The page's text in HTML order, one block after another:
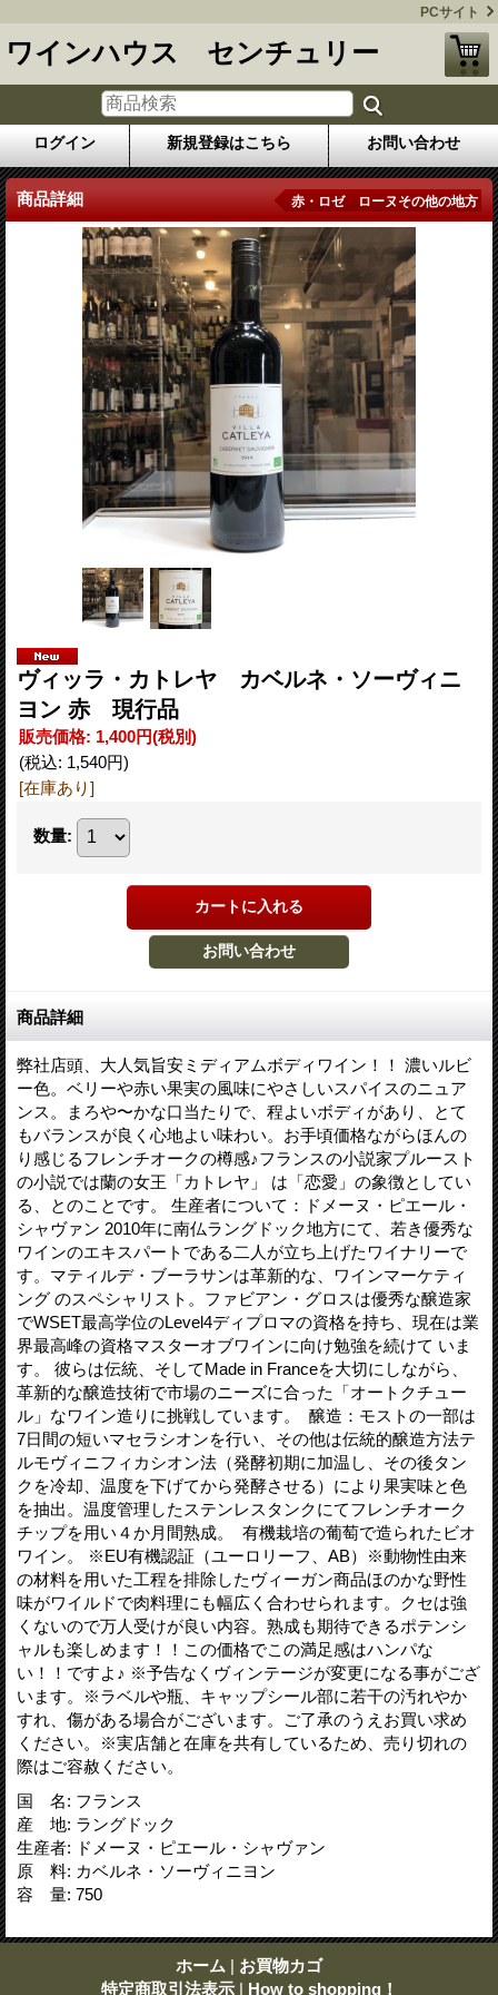
PCサイト
ワインハウス センチュリー
ログイン 新規登録はこちら お問い合わせ
商品詳細 赤・ロゼ ローヌその他の地方
ヴィッラ・カトレヤ カベルネ・ソーヴィニ
ヨン 赤 現行品
販売価格: 1,400円(税別)
(税込: 1,540円)
[在庫あり]
数量:
商品詳細
弊社店頭、大人気旨安ミディアムボディワイン！！ 濃いルビ
ー色。ベリーや赤い果実の風味にやさしいスパイスのニュア
ンス。まろや〜かな口当たりで、程よいボディがあり、とて
もバランスが良く心地よい味わい。お手頃価格ながらほんの
り感じるフレンチオークの樽感♪フランスの小説家プルースト
の小説では蘭の女王「カトレヤ」 は「恋愛」の象徴としてい
る、とのことです。 生産者について：ドメーヌ・ピエール・
シャヴァン 2010年に南仏ラングドック地方にて、若き優秀な
ワインのエキスパートである二人が立ち上げたワイナリーで
す。マティルデ・ブーラサンは革新的な、ワインマーケティ
ング のスペシャリスト。ファビアン・グロスは優秀な醸造家
でWSET最高学位のLevel4ディプロマの資格を持ち、現在は業
界最高峰の資格マスターオブワインに向け勉強を続けて いま
す。 彼らは伝統、そしてMade in Franceを大切にしながら、
革新的な醸造技術で市場のニーズに合った「オートクチュー
ル」なワイン造りに挑戦しています。 醸造：モストの一部は
7日間の短いマセラシオンを行い、その他は伝統的醸造方法テ
ルモヴィニフィカシオン法（発酵初期に加温し、その後タン
クを冷却、温度を下げてから発酵させる）により果実味と色
を抽出。温度管理したステンレスタンクにてフレンチオーク
チップを用い４か月間熟成。 有機栽培の葡萄で造られたビオ
ワイン。 ※EU有機認証（ユーロリーフ、AB）※動物性由来
の材料を用いた工程を排除したヴィーガン商品ほのかな野性
味がワイルドで肉料理にも幅広く合わせられます。クセは強
くないので万人受けが良い内容。熟成も期待できるポテンシ
ャルも楽しめます！！この価格でこの満足感はハンパな
い！！ですよ♪ ※予告なくヴィンテージが変更になる事がござ
います。※ラベルや瓶、キャップシール部に若干の汚れやか
すれ、傷がある場合がございます。ご了承のうえお買い求め
ください。※実店舗と在庫を共有しているため、売り切れの
際はご容赦ください。
国 名: フランス
産 地: ラングドック
生産者: ドメーヌ・ピエール・シャヴァン
原 料: カベルネ・ソーヴィニヨン
容 量: 750
ホーム | お買物カゴ
特定商取引法表示 | How to shopping！